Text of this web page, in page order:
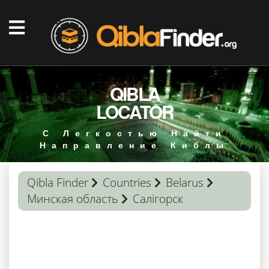
QIBLA
LOCATOR
С Легкостью Найти
Направление Киблы
Qibla Finder Countries
Belarus
Минская область
Салігорск